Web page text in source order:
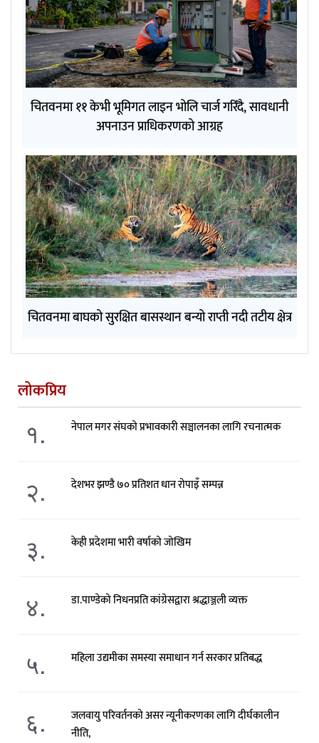
चितवनमा ११ केभी भूमिगत लाइन भोलि चार्ज गरिँदै, सावधानी
अपनाउन प्राधिकरणको आग्रह
चितवनमा बाघको सुरक्षित बासस्थान बन्यो राप्ती नदी तटीय क्षेत्र
लोकप्रिय
१. नेपाल मगर संघको प्रभावकारी सञ्चालनका लागि रचनात्मक
२. देशभर झण्डै ७० प्रतिशत धान रोपाइँ सम्पन्न
३. केही प्रदेशमा भारी वर्षाको जोखिम
४. डा.पाण्डेको निधनप्रति कांग्रेसद्वारा श्रद्धाञ्जली व्यक्त
५. महिला उद्यमीका समस्या समाधान गर्न सरकार प्रतिबद्ध
६.
जलवायु परिवर्तनको असर न्यूनीकरणका लागि दीर्घकालीन
नीति,